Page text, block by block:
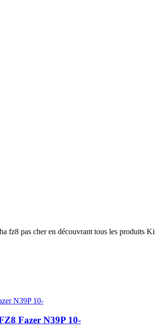
fz8 pas cher en découvrant tous les produits
Fazer N39P 10-